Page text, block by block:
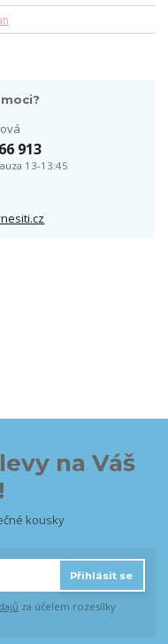
913
13-13:45
na Váš
kousky
Přihlásit se
za účelem rozesílky